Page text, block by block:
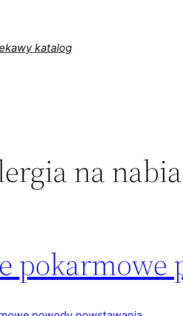
katalog
na
pokarmowe